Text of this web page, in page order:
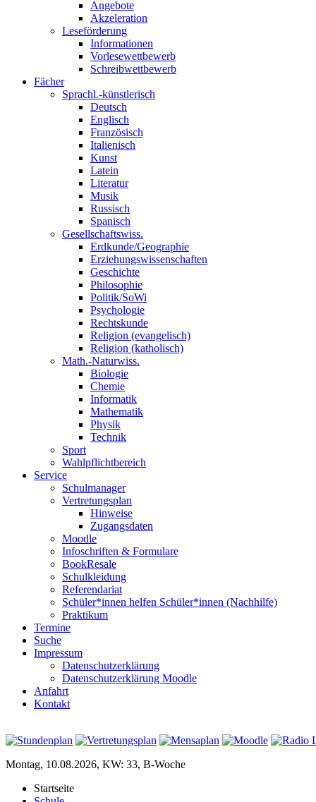
Angebote
Akzeleration
Leseförderung
Informationen
Vorlesewettbewerb
Schreibwettbewerb
Fächer
Sprachl.-künstlerisch
Deutsch
Englisch
Französisch
Italienisch
Kunst
Latein
Literatur
Musik
Russisch
Spanisch
Gesellschaftswiss.
Erdkunde/Geographie
Erziehungswissenschaften
Geschichte
Philosophie
Politik/SoWi
Psychologie
Rechtskunde
Religion (evangelisch)
Religion (katholisch)
Math.-Naturwiss.
Biologie
Chemie
Informatik
Mathematik
Physik
Technik
Sport
Wahlpflichtbereich
Service
Schulmanager
Vertretungsplan
Hinweise
Zugangsdaten
Moodle
Infoschriften & Formulare
BookResale
Schulkleidung
Referendariat
Schüler*innen helfen Schüler*innen (Nachhilfe)
Praktikum
Termine
Suche
Impressum
Datenschutzerklärung
Datenschutzerklärung Moodle
Anfahrt
Kontakt
Montag, 10.08.2026, KW: 33, B-Woche
Startseite